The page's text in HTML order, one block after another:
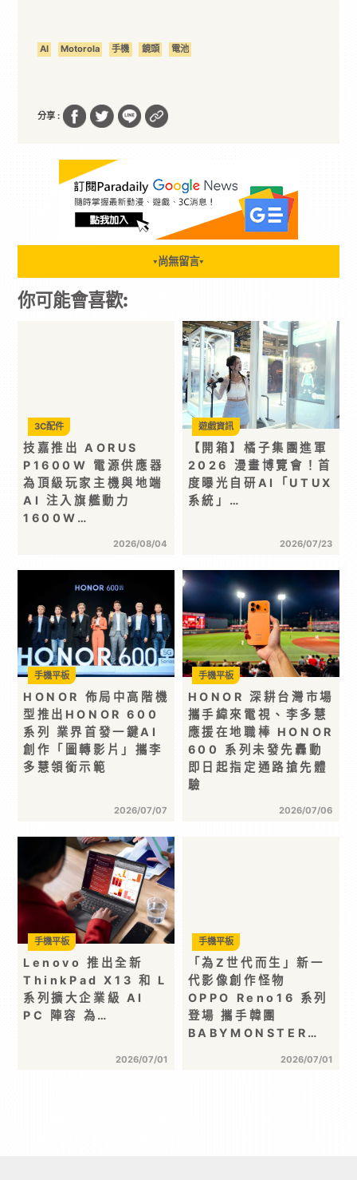
AI Motorola 手機 鏡頭 電池
分享 :
▼ 尚無留言▼
你可能會喜歡:
技嘉推出 AORUS
P1600W 電源供應器
為頂級玩家主機與地端
AI 注入旗艦動力
1600W…
2026/08/04
3C配件
【開箱】橘子集團進軍
2026 漫畫博覽會！首
度曝光自研AI「UTUX
系統」…
2026/07/23
遊戲資訊
HONOR 佈局中高階機
型推出HONOR 600
系列 業界首發一鍵AI
創作「圖轉影片」攜李
多慧領銜示範
2026/07/07
手機平板
HONOR 深耕台灣市場
攜手緯來電視、李多慧
應援在地職棒 HONOR
600 系列未發先轟動
即日起指定通路搶先體
驗
2026/07/06
手機平板
Lenovo 推出全新
ThinkPad X13 和 L
系列擴大企業級 AI
PC 陣容 為…
2026/07/01
手機平板
「為Z世代而生」新一
代影像創作怪物
OPPO Reno16 系列
登場 攜手韓團
BABYMONSTER…
2026/07/01
手機平板